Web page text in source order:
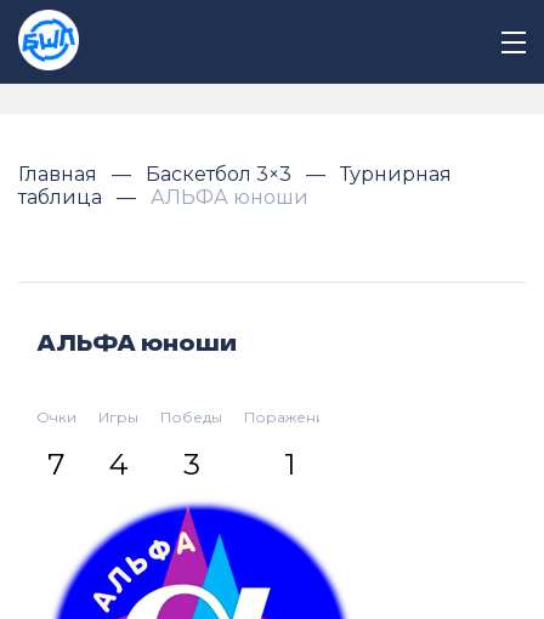
Главная Баскетбол 3×3
Турнирная
таблица
АЛЬФА юноши
АЛЬФА юноши
Очки
7
Игры
4
Победы
3
Поражения
1